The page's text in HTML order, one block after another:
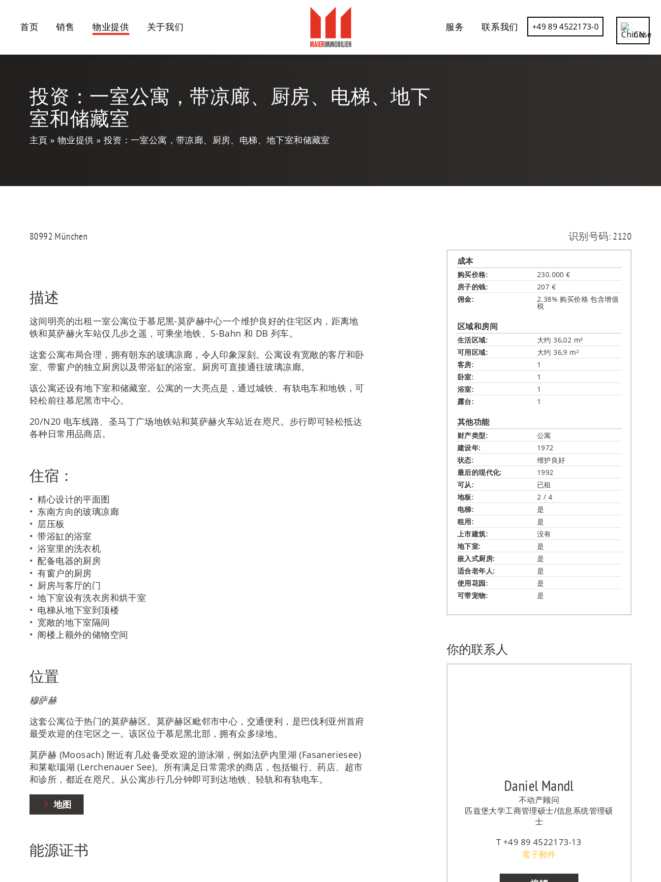
CN
首页 销售 物业提供 关于我们 服务 联系我们 +49 89 4522173-0
投资：一室公寓，带凉廊、厨房、电梯、地下
室和储藏室
主頁 物业提供 投资：一室公寓，带凉廊、厨房、电梯、地下室和储藏室
80992 München 识别号码: 2120
描述
这间明亮的出租一室公寓位于慕尼黑-莫萨赫中心一个维护良好的住宅区内，距离地
铁和莫萨赫火车站仅几步之遥，可乘坐地铁、S-Bahn 和 DB 列车。
这套公寓布局合理，拥有朝东的玻璃凉廊，令人印象深刻。公寓设有宽敞的客厅和卧
室、带窗户的独立厨房以及带浴缸的浴室。厨房可直接通往玻璃凉廊。
该公寓还设有地下室和储藏室。公寓的一大亮点是，通过城铁、有轨电车和地铁，可
轻松前往慕尼黑市中心。
20/N20 电车线路、圣马丁广场地铁站和莫萨赫火车站近在咫尺。步行即可轻松抵达
各种日常用品商店。
住宿：
精心设计的平面图
东南方向的玻璃凉廊
层压板
带浴缸的浴室
浴室里的洗衣机
配备电器的厨房
有窗户的厨房
厨房与客厅的门
地下室设有洗衣房和烘干室
电梯从地下室到顶楼
宽敞的地下室隔间
阁楼上额外的储物空间
位置
穆萨赫
这套公寓位于热门的莫萨赫区。莫萨赫区毗邻市中心，交通便利，是巴伐利亚州首府
最受欢迎的住宅区之一。该区位于慕尼黑北部，拥有众多绿地。
莫萨赫 (Moosach) 附近有几处备受欢迎的游泳湖，例如法萨内里湖 (Fasaneriesee)
和莱歇瑙湖 (Lerchenauer See)。所有满足日常需求的商店，包括银行、药店、超市
和诊所，都近在咫尺。从公寓步行几分钟即可到达地铁、轻轨和有轨电车。
地图
能源证书
成本
购买价格:
230.000 €
房子的钱:
207 €
佣金:
2.38% 购买价格 包含增值
税
区域和房间
生活区域:
大约 36,02 m²
可用区域:
大约 36,9 m²
客房:
1
卧室:
1
浴室:
1
露台:
1
其他功能
财产类型:
公寓
建设年:
1972
状态:
维护良好
最后的现代化:
1992
可从:
已租
地板:
2 / 4
电梯:
是
租用:
是
上市建筑:
没有
地下室:
是
嵌入式​厨房:
是
适合老年人:
是
使用花园:
是
可带宠物:
是
你的联系人
Daniel Mandl
不动产顾问
匹兹堡大学工商管理硕士/信息系统管理硕
士
+49 89 4522173-13
電子郵件